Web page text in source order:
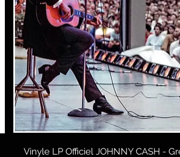
Vista rápida
Vinyle LP Officiel JOHNNY CASH -